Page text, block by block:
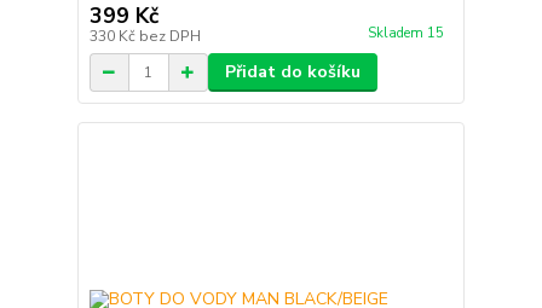
399 Kč
330 Kč bez DPH Skladem 15
Přidat do košíku